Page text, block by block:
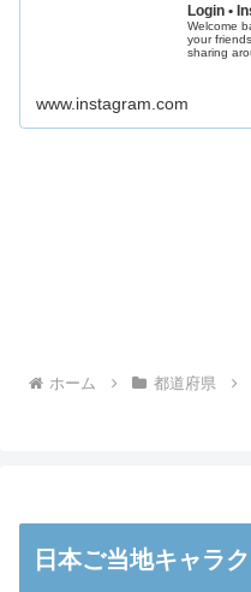
Login •
Welcome
your
sharing
www.instagram.com
ホーム 都道府県
日本ご当地キャラ